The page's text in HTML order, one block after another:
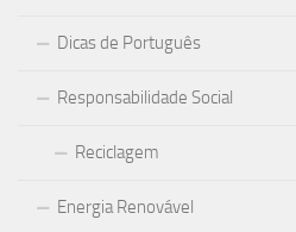
Dicas de Português
Responsabilidade Social
Reciclagem
Energia Renovável